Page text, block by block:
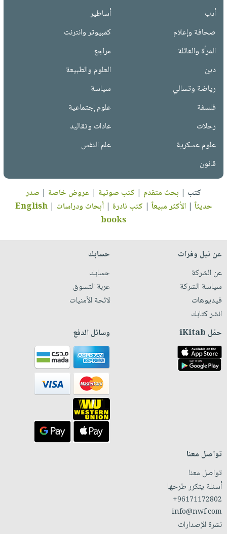
أدب
أساطير
صحافة وإعلام
كمبيوتر وانترنت
المرأة والعائلة
مراجع
دين
العلوم والطبيعة
رياضة وتسالي
سياسة
فلسفة
علوم إجتماعية
رحلات
عادات وتقاليد
علوم عسكرية
علم النفس
قانون
كتب | بحث متقدم | كتب صوتية | عروض خاصة | صدر
حديثاً |الأكثر مبيعاً | كتب نادرة |أبحاث ودراسات |
English
books
عن نيل وفرات
عن الشركة
سياسة الشركة
فيديوهات
انشر كتابك
حسابك
حسابك
عربة التسوق
لائحة الأمنيات
حمّل iKitab وسائل الدفع
تواصل معنا
تواصل معنا
أسئلة يتكرر طرحها
+96171172802
info@nwf.com
نشرة الإصدارات